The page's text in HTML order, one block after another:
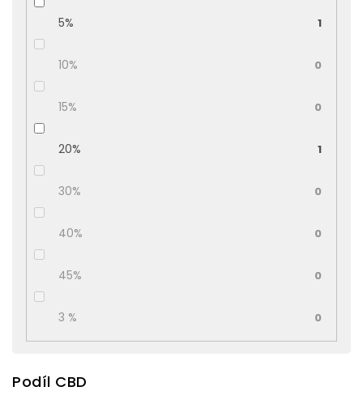
5% 1
10% 0
15% 0
20% 1
30% 0
40% 0
45% 0
3 % 0
Podíl CBD